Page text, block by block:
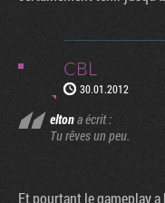
CBL
30.01.2012
eltona écrit :
Tu rêves un peu.
Et pourtant le gameplay